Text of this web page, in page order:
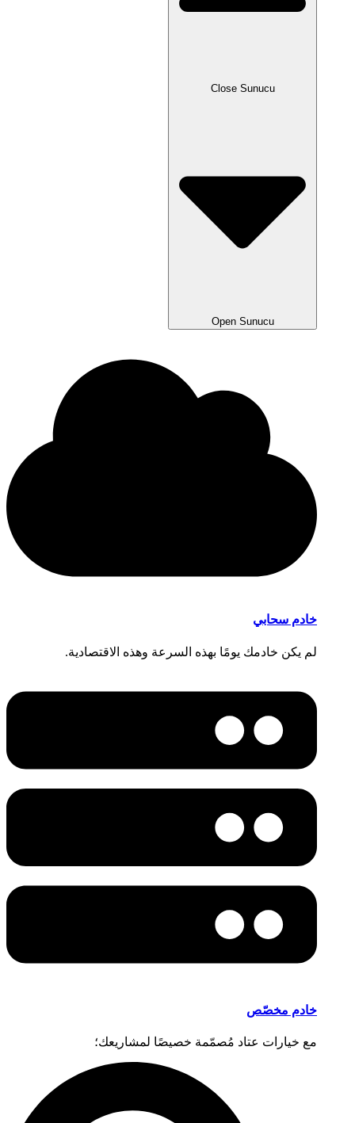
Close Sunucu
Open Sunucu
خادم سحابي
لم يكن خادمك يومًا بهذه السرعة وهذه الاقتصادية.
خادم مخصّص
مع خيارات عتاد مُصمّمة خصيصًا لمشاريعك؛